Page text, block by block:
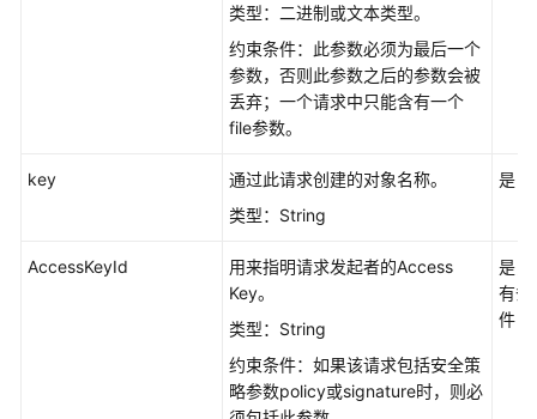
布
类型：二进制或文本类型。
约束条件：此参数必须为最后一个
参数，否则此参数之后的参数会被
丢弃；一个请求中只能含有一个
file参数。
key
通过此请求创建的对象名称。
类型：String
是
AccessKeyId
用来指明请求发起者的Access
Key。
类型：String
约束条件：如果该请求包括安全策
略参数policy或signature时，则必
是，
有条
件